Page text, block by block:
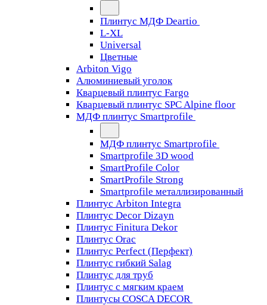
Плинтус МДФ Deartio
L-XL
Universal
Цветные
Arbiton Vigo
Алюминиевый уголок
Кварцевый плинтус Fargo
Кварцевый плинтус SPC Alpine floor
МДФ плинтус Smartprofile
МДФ плинтус Smartprofile
Smartprofile 3D wood
SmartProfile Color
SmartProfile Strong
Smartprofile металлизированный
Плинтус Arbiton Integra
Плинтус Decor Dizayn
Плинтус Finitura Dekor
Плинтус Orac
Плинтус Perfect (Перфект)
Плинтус гибкий Salag
Плинтус для труб
Плинтус с мягким краем
Плинтусы COSCA DECOR